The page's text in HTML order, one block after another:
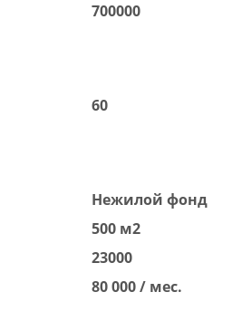
700000
60
Нежилой фонд
500 м2
23000
80 000 / мес.